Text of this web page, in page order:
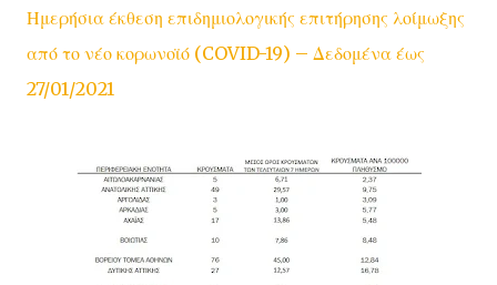
Ημερήσια έκθεση επιδημιολογικής επιτήρησης λοίμωξης
από το νέο κορωνοϊό (COVID-19) – Δεδομένα έως
27/01/2021